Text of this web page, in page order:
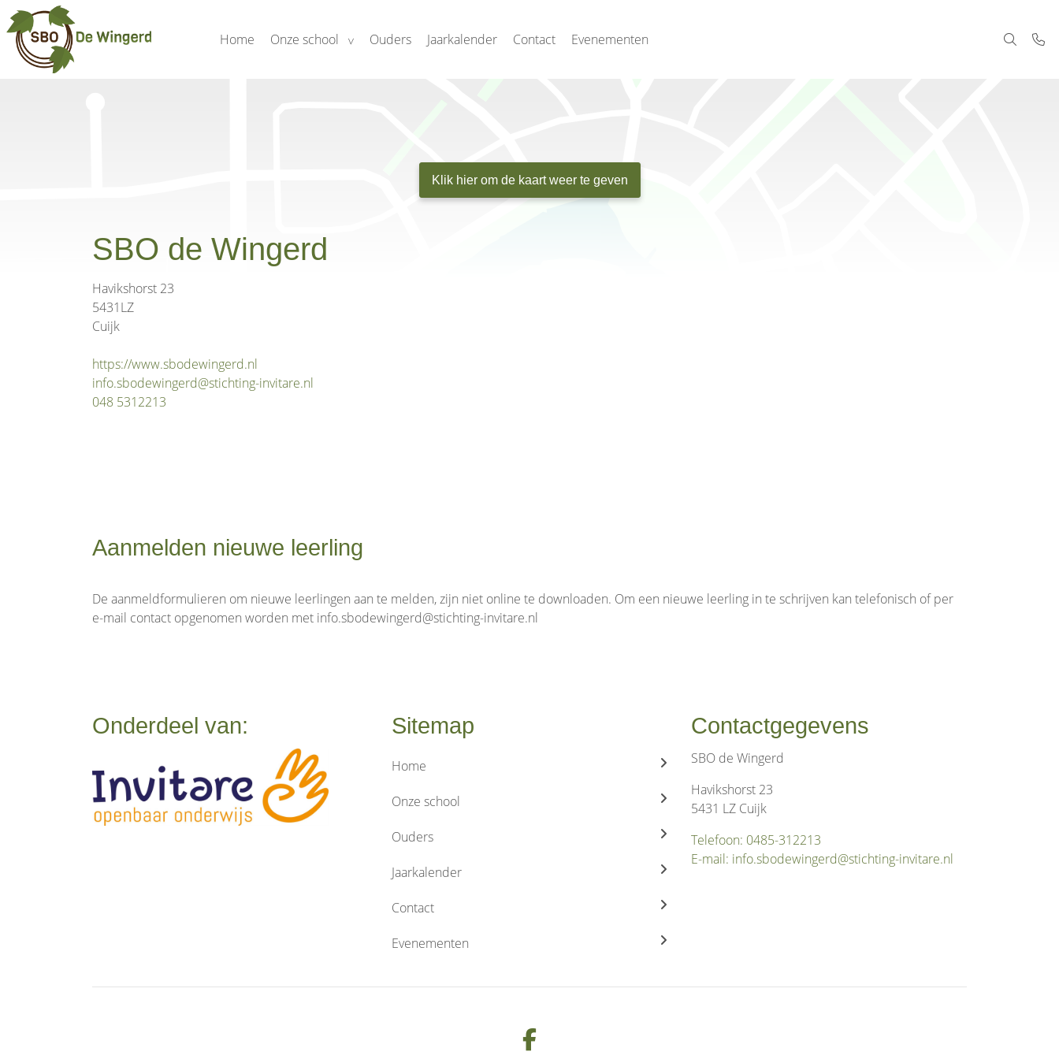
Home Onze school Ouders Jaarkalender Contact Evenementen
SBO de Wingerd
Havikshorst 23
5431LZ
Cuijk
https://www.sbodewingerd.nl
info.sbodewingerd@stichting-invitare.nl
048 5312213
Aanmelden nieuwe leerling
De aanmeldformulieren om nieuwe leerlingen aan te melden, zijn niet online te downloaden. Om een nieuwe leerling in te schrijven kan telefonisch of per
e-mail contact opgenomen worden met info.sbodewingerd@stichting-invitare.nl
Onderdeel van: Sitemap
Home
Onze school
Ouders
Jaarkalender
Contact
Evenementen
Contactgegevens
SBO de Wingerd
Havikshorst 23
5431 LZ Cuijk
Telefoon: 0485-312213
E-mail: info.sbodewingerd@stichting-invitare.nl